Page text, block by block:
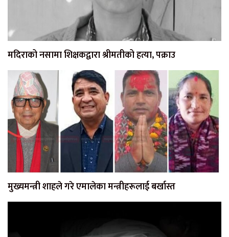
मदिराको नसामा शिक्षकद्वारा श्रीमतीको हत्या, पक्राउ
मुख्यमन्त्री शाहले गरे एमालेका मन्त्रीहरूलाई बर्खास्त